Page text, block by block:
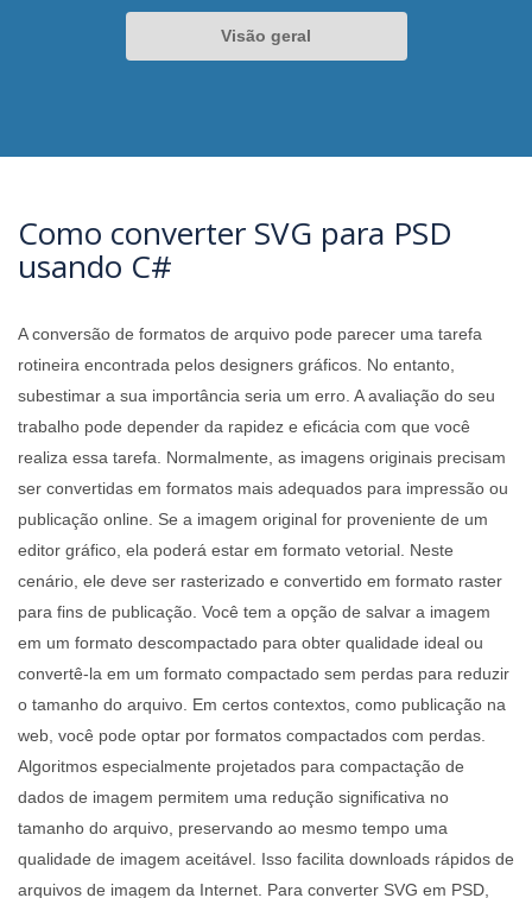
Visão geral
Como converter SVG para PSD
usando C#
A conversão de formatos de arquivo pode parecer uma tarefa
rotineira encontrada pelos designers gráficos. No entanto,
subestimar a sua importância seria um erro. A avaliação do seu
trabalho pode depender da rapidez e eficácia com que você
realiza essa tarefa. Normalmente, as imagens originais precisam
ser convertidas em formatos mais adequados para impressão ou
publicação online. Se a imagem original for proveniente de um
editor gráfico, ela poderá estar em formato vetorial. Neste
cenário, ele deve ser rasterizado e convertido em formato raster
para fins de publicação. Você tem a opção de salvar a imagem
em um formato descompactado para obter qualidade ideal ou
convertê-la em um formato compactado sem perdas para reduzir
o tamanho do arquivo. Em certos contextos, como publicação na
web, você pode optar por formatos compactados com perdas.
Algoritmos especialmente projetados para compactação de
dados de imagem permitem uma redução significativa no
tamanho do arquivo, preservando ao mesmo tempo uma
qualidade de imagem aceitável. Isso facilita downloads rápidos de
arquivos de imagem da Internet. Para converter SVG em PSD,